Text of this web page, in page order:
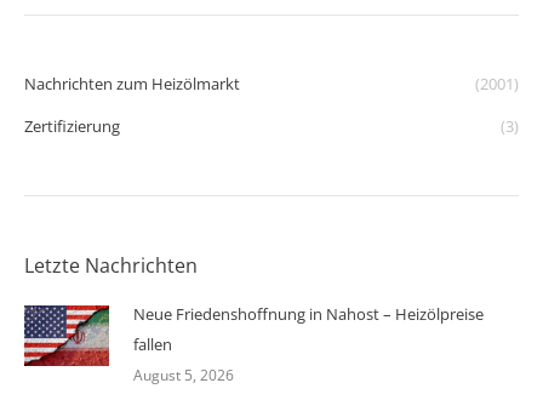
Nachrichten zum Heizölmarkt
(2001)
Zertifizierung
(3)
Letzte Nachrichten
Neue Friedenshoffnung in Nahost – Heizölpreise
fallen
August 5, 2026